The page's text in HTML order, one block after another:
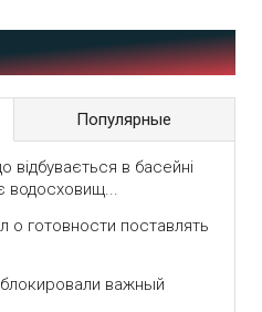
Популярные
відбувається в басейні
водосховищ...
о готовности поставлять
важный